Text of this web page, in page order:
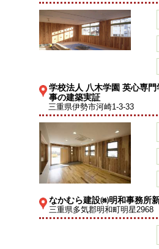
学校法人 八木学園 英心専
事の建築実証
三重県伊勢市河崎1-3-33
なかむら建設㈱明和事務所
三重県多気郡明和町明星2968